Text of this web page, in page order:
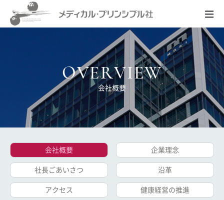
OVERVIEW
会社概要
会社概要 企業理念
社長ごあいさつ 沿革
アクセス 健康経営の推進